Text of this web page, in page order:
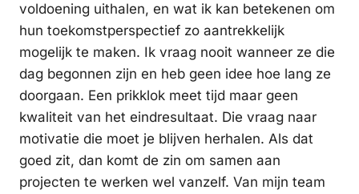
voldoening uithalen, en wat ik kan betekenen om
hun toekomstperspectief zo aantrekkelijk
mogelijk te maken. Ik vraag nooit wanneer ze die
dag begonnen zijn en heb geen idee hoe lang ze
doorgaan. Een prikklok meet tijd maar geen
kwaliteit van het eindresultaat. Die vraag naar
motivatie die moet je blijven herhalen. Als dat
goed zit, dan komt de zin om samen aan
projecten te werken wel vanzelf. Van mijn team